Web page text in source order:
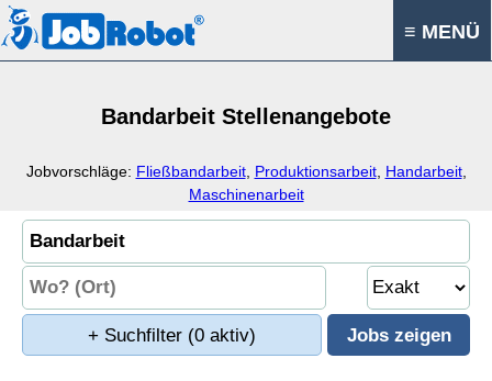
≡ MENÜ
Bandarbeit Stellenangebote
Jobvorschläge: Fließbandarbeit, Produktionsarbeit, Handarbeit,
Maschinenarbeit
+ Suchfilter (0 aktiv)